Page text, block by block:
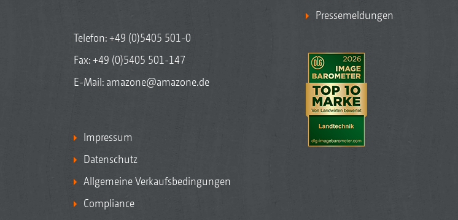
Telefon:+49 (0)5405 501-0
Fax: +49 (0)5405 501-147
E-Mail: amazone@amazone.de
Impressum
Datenschutz
Allgemeine Verkaufsbedingungen
Compliance
Pressemeldungen